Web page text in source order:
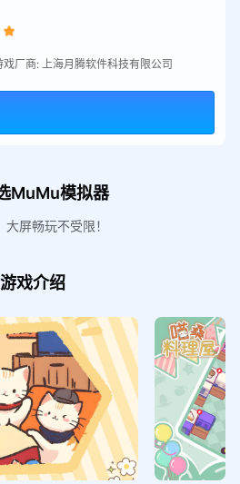
戏厂商: 上海月腾软件科技有限公司
MuMu模拟器
屏畅玩不受限！
游戏介绍